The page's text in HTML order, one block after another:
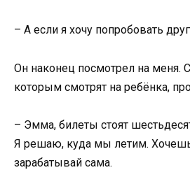
– А если я хочу попробовать
Он наконец посмотрел на меня.
которым смотрят на ребёнка,
– Эмма, билеты стоят
Я решаю, куда мы летим.
зарабатывай сама.